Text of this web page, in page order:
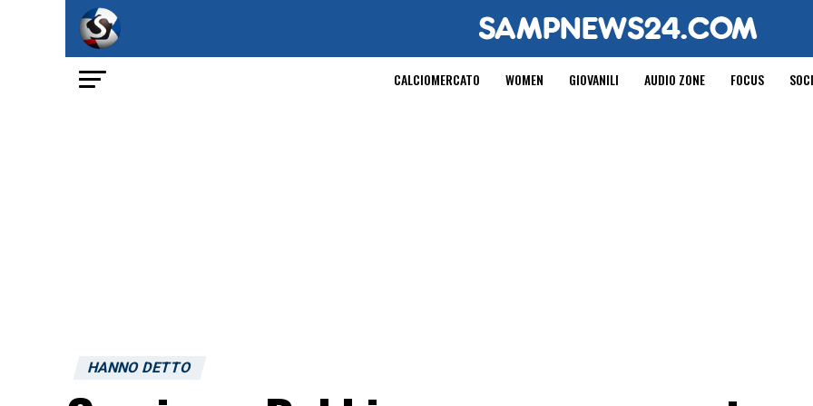
CALCIOMERCATO WOMEN GIOVANILI AUDIO ZONE FOCUS
HANNO DETTO